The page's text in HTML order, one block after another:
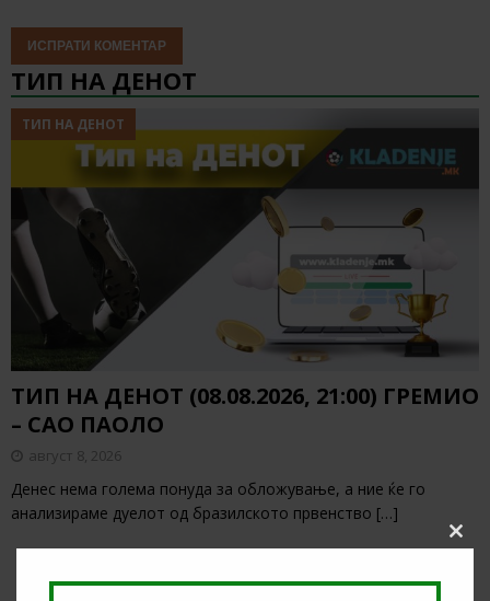
ТИП НА ДЕНОТ
ТИП НА ДЕНОТ
ТИП НА ДЕНОТ (08.08.2026, 21:00) ГРЕМИО
– САО ПАОЛО
август 8, 2026
Денес нема голема понуда за обложување, а ние ќе го
анализираме дуелот од бразилското првенство […]